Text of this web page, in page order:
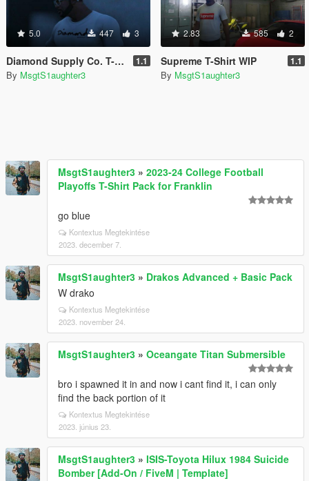
5.0 447 3
Diamond Supply Co. T-Shirt 1.1
By MsgtS1aughter3
2.83 585 2
Supreme T-Shirt WIP 1.1
By MsgtS1aughter3
MsgtS1aughter3 » 2023-24 College Football
Playoffs T-Shirt Pack for Franklin
go blue
Kontextus Megtekintése
2023. december 7.
MsgtS1aughter3 » Drakos Advanced + Basic Pack
W drako
Kontextus Megtekintése
2023. november 24.
MsgtS1aughter3 » Oceangate Titan Submersible
bro i spawned it in and now i cant find it, i can only
find the back portion of it
Kontextus Megtekintése
2023. június 23.
MsgtS1aughter3 » ISIS-Toyota Hilux 1984 Suicide
Bomber [Add-On / FiveM | Template]